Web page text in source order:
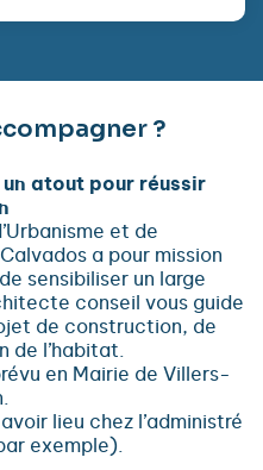
?
atout pour réussir
et de
a pour mission
sensibiliser un large
conseil vous guide
de construction, de
de l’habitat.
en Mairie de Villers-
lieu chez l’administré
exemple).